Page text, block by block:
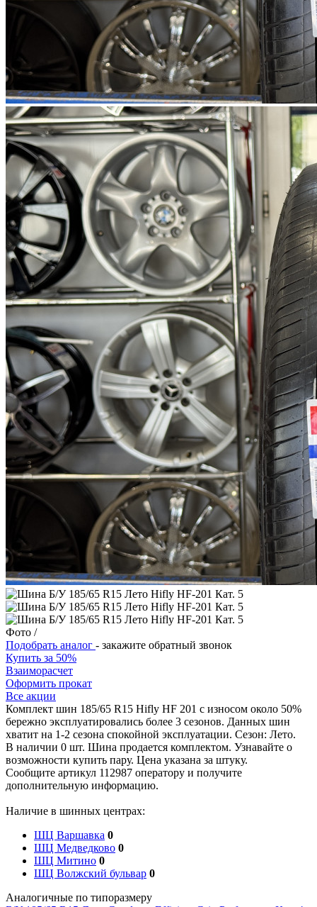
Фото /
Подобрать аналог - закажите обратный звонок
Купить за 50%
Взаиморасчет
Оформить прокат
Все акции
Комплект шин 185/65 R15 Hifly HF 201 с износом около 50%
бережно эксплуатировались более 3 сезонов. Данных шин
хватит на 1-2 сезона спокойной эксплуатации. Сезон: Лето.
В наличии 0 шт. Шина продается комплектом. Узнавайте о
возможности купить пару. Цена указана за штуку.
Сообщите артикул 112987 оператору и получите
дополнительную информацию.
Наличие в шинных центрах:
ШЦ Варшавка 0
ШЦ Медведково 0
ШЦ Митино 0
ШЦ Волжский бульвар 0
Аналогичные по типоразмеру